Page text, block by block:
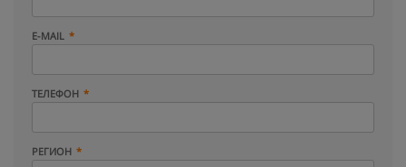
E-MAIL
ТЕЛЕФОН
РЕГИОН